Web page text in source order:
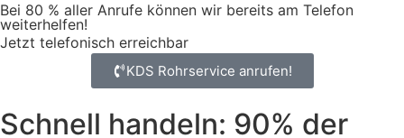
Bei 80 % aller Anrufe können wir bereits am Telefon
weiterhelfen!
Jetzt telefonisch erreichbar
KDS Rohrservice anrufen!
Schnell handeln: 90% der